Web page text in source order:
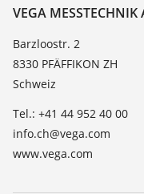
TeamViewer
Kontakt
News
Presse
Blog
VEGA MESSTECHNIK
Barzloostr. 2
8330 PFÄFFIKON ZH
Schweiz
Tel.: +41 44 952 40 00
info.ch@vega.com
www.vega.com